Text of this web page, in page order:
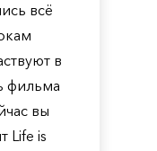
всё
в
фильма
вы
Life is